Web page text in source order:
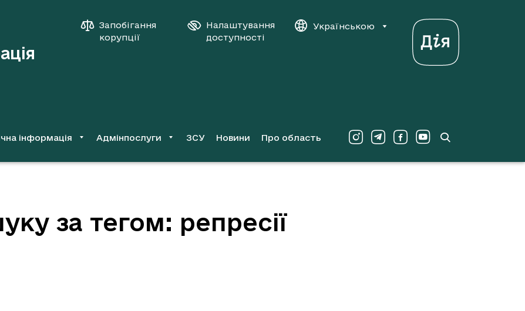
Запобігання
корупції
Налаштування
доступності
Українською
інформація Адмінпослуги ЗСУ Новини Про область
за тегом: репресії